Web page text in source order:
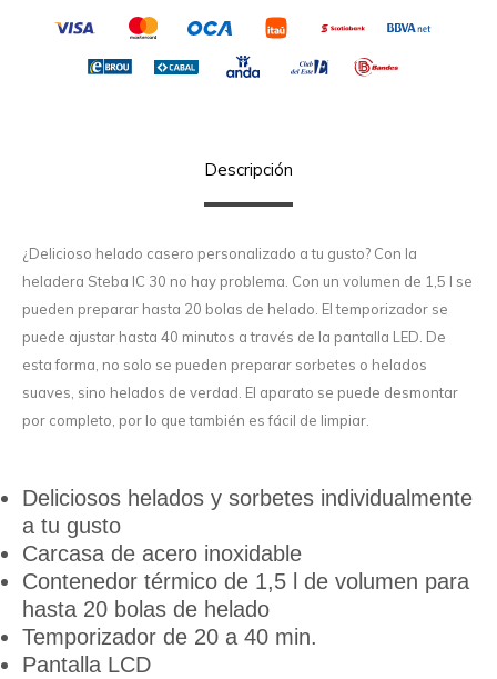
Descripción
¿Delicioso helado casero personalizado a tu gusto? Con la
heladera Steba IC 30 no hay problema. Con un volumen de 1,5 l se
pueden preparar hasta 20 bolas de helado. El temporizador se
puede ajustar hasta 40 minutos a través de la pantalla LED. De
esta forma, no solo se pueden preparar sorbetes o helados
suaves, sino helados de verdad. El aparato se puede desmontar
por completo, por lo que también es fácil de limpiar.
Deliciosos helados y sorbetes individualmente
a tu gusto
Carcasa de acero inoxidable
Contenedor térmico de 1,5 l de volumen para
hasta 20 bolas de helado
Temporizador de 20 a 40 min.
Pantalla LCD